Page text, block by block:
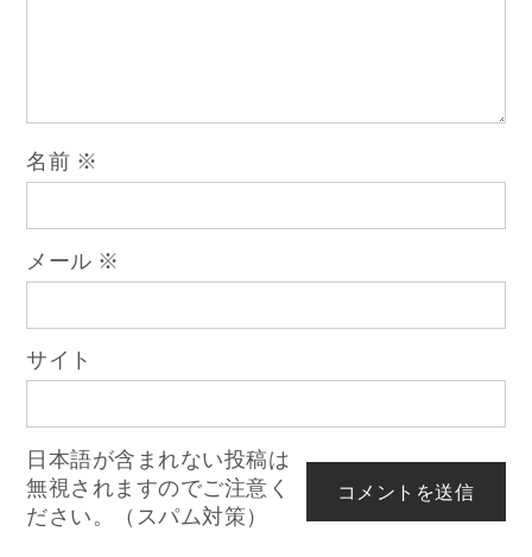
ョ
ン
名前 ※
メール ※
サイト
日本語が含まれない投稿は
無視されますのでご注意く
ださい。（スパム対策）